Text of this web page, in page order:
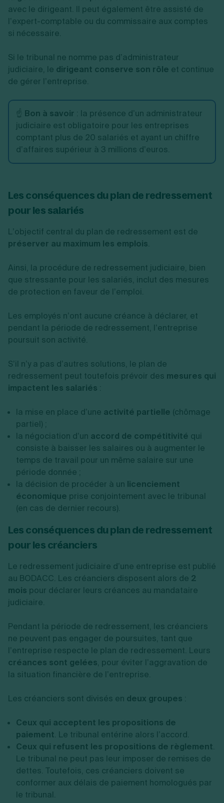
avec le dirigeant. Il peut également être assisté de
l’expert-comptable ou du commissaire aux comptes
si nécessaire.
Si le tribunal ne nomme pas d’administrateur
judiciaire, le dirigeant conserve son rôle et continue
de gérer l’entreprise.
☝️ Bon à savoir : la présence d’un administrateur
judiciaire est obligatoire pour les entreprises
comptant plus de 20 salariés et ayant un chiffre
d’affaires supérieur à 3 millions d’euros.
Les conséquences du plan de redressement
pour les salariés
L’objectif central du plan de redressement est de
préserver au maximum les emplois.
Ainsi, la procédure de redressement judiciaire, bien
que stressante pour les salariés, inclut des mesures
de protection en faveur de l’emploi.
Les employés n’ont aucune créance à déclarer, et
pendant la période de redressement, l’entreprise
poursuit son activité.
S’il n’y a pas d’autres solutions, le plan de
redressement peut toutefois prévoir des mesures qui
impactent les salariés :
la mise en place d’une activité partielle (chômage
partiel) ;
la négociation d’un accord de compétitivité qui
consiste à baisser les salaires ou à augmenter le
temps de travail pour un même salaire sur une
période donnée ;
la décision de procéder à un licenciement
économique prise conjointement avec le tribunal
(en cas de dernier recours).
Les conséquences du plan de redressement
pour les créanciers
Le redressement judiciaire d’une entreprise est publié
au BODACC. Les créanciers disposent alors de 2
mois pour déclarer leurs créances au mandataire
judiciaire.
Pendant la période de redressement, les créanciers
ne peuvent pas engager de poursuites, tant que
l’entreprise respecte le plan de redressement. Leurs
créances sont gelées, pour éviter l’aggravation de
la situation financière de l’entreprise.
Les créanciers sont divisés en deux groupes :
Ceux qui acceptent les propositions de
paiement. Le tribunal entérine alors l’accord.
Ceux qui refusent les propositions de règlement.
Le tribunal ne peut pas leur imposer de remises de
dettes. Toutefois, ces créanciers doivent se
conformer aux délais de paiement homologués par
le tribunal.